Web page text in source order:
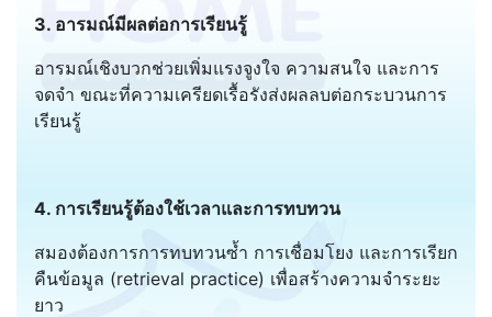
3. อารมณ์มีผลต่อการเรียนรู้
อารมณ์เชิงบวกช่วยเพิ่มแรงจูงใจ ความสนใจ และการ
จดจำ ขณะที่ความเครียดเรื้อรังส่งผลลบต่อกระบวนการ
เรียนรู้
4. การเรียนรู้ต้องใช้เวลาและการทบทวน
สมองต้องการการทบทวนซ้ำ การเชื่อมโยง และการเรียก
คืนข้อมูล (retrieval practice) เพื่อสร้างความจำระยะ
ยาว